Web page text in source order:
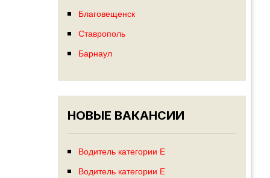
Благовещенск
Ставрополь
Барнаул
НОВЫЕ ВАКАНСИИ
Водитель категории Е
Водитель категории Е